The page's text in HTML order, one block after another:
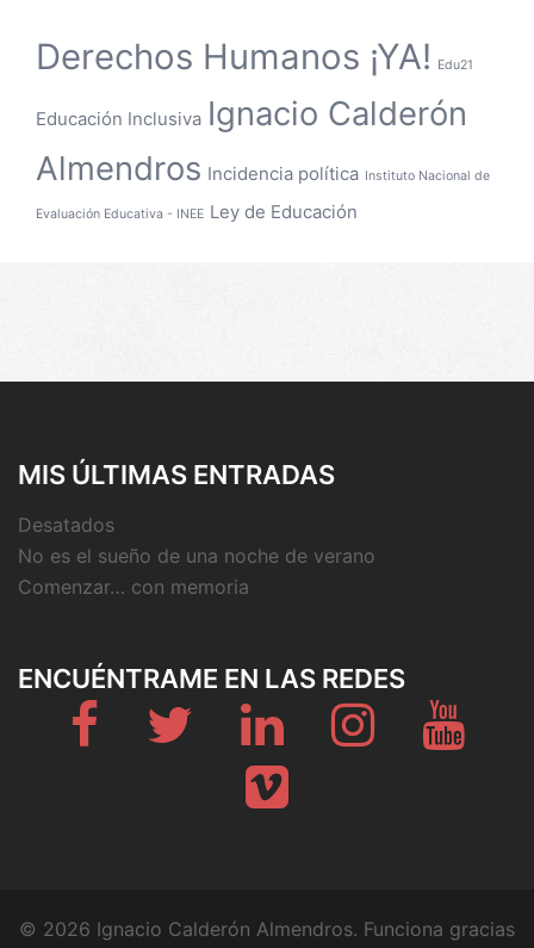
Derechos Humanos ¡YA! Edu21
Educación Inclusiva Ignacio Calderón
Almendros Incidencia política Instituto Nacional de
Evaluación Educativa - INEE Ley de Educación
MIS ÚLTIMAS ENTRADAS
Desatados
No es el sueño de una noche de verano
Comenzar… con memoria
ENCUÉNTRAME EN LAS REDES
Fb Twitter Linkedin Instagram
Vimeo
© 2026 Ignacio Calderón Almendros. Funciona gracias